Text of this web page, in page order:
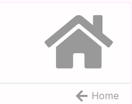
Home